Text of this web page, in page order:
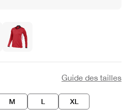
Guide des tailles
M L XL